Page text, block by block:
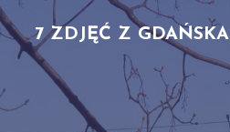
7 ZDJĘĆ Z GDAŃSKA